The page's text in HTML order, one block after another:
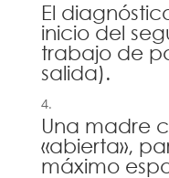
El
inicio del
trabajo de
salida).
Una madre
«abierta»,
máximo